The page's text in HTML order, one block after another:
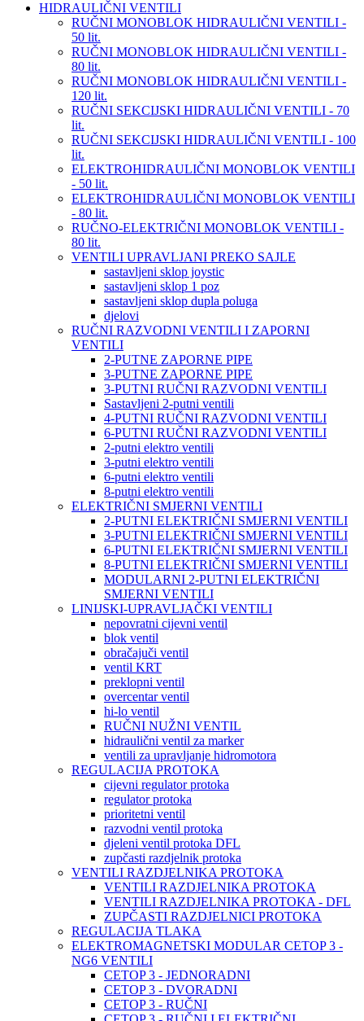
HIDRAULIČNI VENTILI
RUČNI MONOBLOK HIDRAULIČNI VENTILI -
50 lit.
RUČNI MONOBLOK HIDRAULIČNI VENTILI -
80 lit.
RUČNI MONOBLOK HIDRAULIČNI VENTILI -
120 lit.
RUČNI SEKCIJSKI HIDRAULIČNI VENTILI - 70
lit.
RUČNI SEKCIJSKI HIDRAULIČNI VENTILI - 100
lit.
ELEKTROHIDRAULIČNI MONOBLOK VENTILI
- 50 lit.
ELEKTROHIDRAULIČNI MONOBLOK VENTILI
- 80 lit.
RUČNO-ELEKTRIČNI MONOBLOK VENTILI -
80 lit.
VENTILI UPRAVLJANI PREKO SAJLE
sastavljeni sklop joystic
sastavljeni sklop 1 poz
sastavljeni sklop dupla poluga
djelovi
RUČNI RAZVODNI VENTILI I ZAPORNI
VENTILI
2-PUTNE ZAPORNE PIPE
3-PUTNE ZAPORNE PIPE
3-PUTNI RUČNI RAZVODNI VENTILI
Sastavljeni 2-putni ventili
4-PUTNI RUČNI RAZVODNI VENTILI
6-PUTNI RUČNI RAZVODNI VENTILI
2-putni elektro ventili
3-putni elektro ventili
6-putni elektro ventili
8-putni elektro ventili
ELEKTRIČNI SMJERNI VENTILI
2-PUTNI ELEKTRIČNI SMJERNI VENTILI
3-PUTNI ELEKTRIČNI SMJERNI VENTILI
6-PUTNI ELEKTRIČNI SMJERNI VENTILI
8-PUTNI ELEKTRIČNI SMJERNI VENTILI
MODULARNI 2-PUTNI ELEKTRIČNI
SMJERNI VENTILI
LINIJSKI-UPRAVLJAČKI VENTILI
nepovratni cijevni ventil
blok ventil
obračajuči ventil
ventil KRT
preklopni ventil
overcentar ventil
hi-lo ventil
RUČNI NUŽNI VENTIL
hidraulični ventil za marker
ventili za upravljanje hidromotora
REGULACIJA PROTOKA
cijevni regulator protoka
regulator protoka
prioritetni ventil
razvodni ventil protoka
djeleni ventil protoka DFL
zupčasti razdjelnik protoka
VENTILI RAZDJELNIKA PROTOKA
VENTILI RAZDJELNIKA PROTOKA
VENTILI RAZDJELNIKA PROTOKA - DFL
ZUPČASTI RAZDJELNICI PROTOKA
REGULACIJA TLAKA
ELEKTROMAGNETSKI MODULAR CETOP 3 -
NG6 VENTILI
CETOP 3 - JEDNORADNI
CETOP 3 - DVORADNI
CETOP 3 - RUČNI